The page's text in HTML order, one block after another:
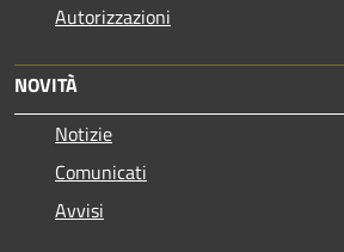
Autorizzazioni
NOVITÀ
Notizie
Comunicati
Avvisi